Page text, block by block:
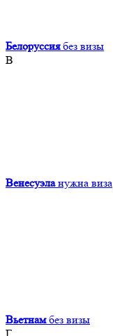
Белоруссия без визы
В
Венесуэла нужна виза
Вьетнам без визы